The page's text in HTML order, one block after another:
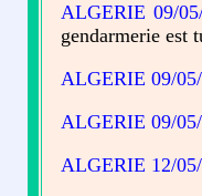
ALGERIE 09/
gendarmerie est
ALGERIE 09/
ALGERIE 09/
ALGERIE 12/